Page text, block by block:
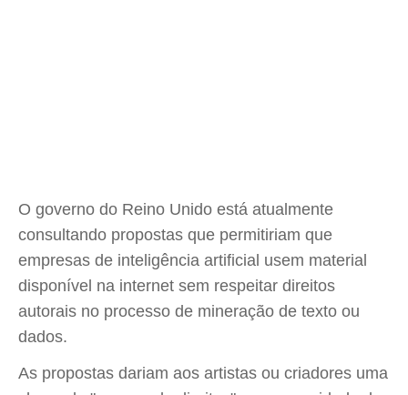
O governo do Reino Unido está atualmente
consultando propostas que permitiriam que
empresas de inteligência artificial usem material
disponível na internet sem respeitar direitos
autorais no processo de mineração de texto ou
dados.
As propostas dariam aos artistas ou criadores uma